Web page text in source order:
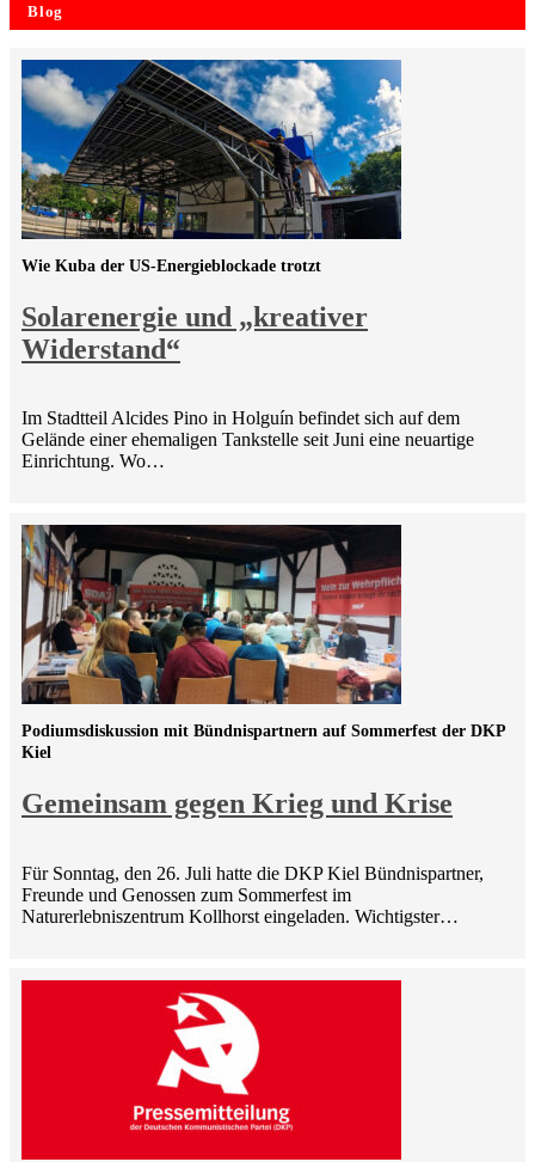
Blog
Solarenergie und „kreativer
Widerstand“
Wie Kuba der US-Energieblockade trotzt
Im Stadtteil Alcides Pino in Holguín befindet sich auf dem
Gelände einer ehemaligen Tankstelle seit Juni eine neuartige
Einrichtung. Wo…
Gemeinsam gegen Krieg und Krise
Podiumsdiskussion mit Bündnispartnern auf Sommerfest der DKP
Kiel
Für Sonntag, den 26. Juli hatte die DKP Kiel Bündnispartner,
Freunde und Genossen zum Sommerfest im
Naturerlebniszentrum Kollhorst eingeladen. Wichtigster…